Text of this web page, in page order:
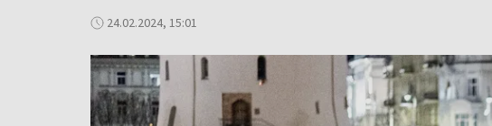
24.02.2024, 15:01